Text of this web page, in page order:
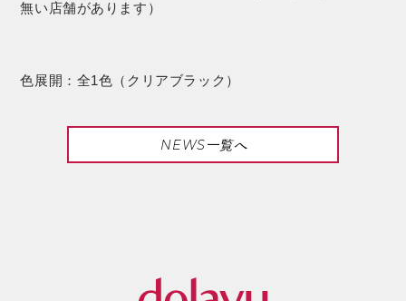
無い店舗があります）
色展開：全1色（クリアブラック）
NEWS一覧へ